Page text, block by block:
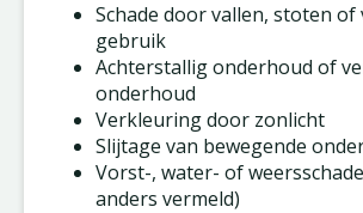
Schade door vallen, stoten of
gebruik
Achterstallig onderhoud of
onderhoud
Verkleuring door zonlicht
Slijtage van bewegende
Vorst-, water- of
anders vermeld)